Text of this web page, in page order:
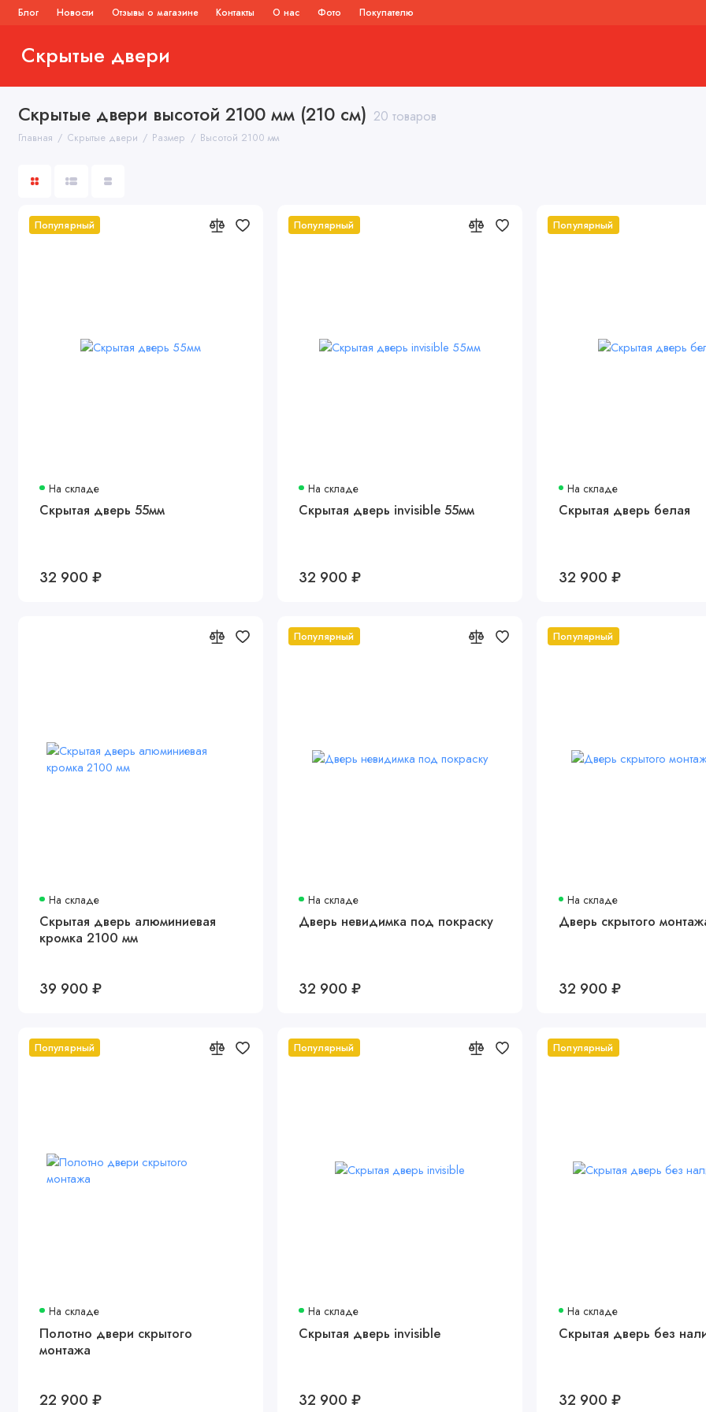
Блог Новости Отзывы о магазине Контакты О нас Фото Покупателю
Скрытые двери
Скрытые двери высотой 2100 мм (210 см) 20 товаров
Главная Скрытые двери Размер Высотой 2100 мм
Популярный
На складе
Скрытая дверь 55мм
32 900 ₽
Популярный
На складе
Скрытая дверь invisible 55мм
32 900 ₽
Популярный
На складе
Скрытая дверь белая
32 900 ₽
На складе
Скрытая дверь алюминиевая
кромка 2100 мм
39 900 ₽
Популярный
На складе
Дверь невидимка под покраску
32 900 ₽
Популярный
На складе
Дверь скрытого
32 900 ₽
Популярный
На складе
Полотно двери скрытого
монтажа
22 900 ₽
Популярный
На складе
Скрытая дверь invisible
32 900 ₽
Популярный
На складе
Скрытая дверь без
32 900 ₽